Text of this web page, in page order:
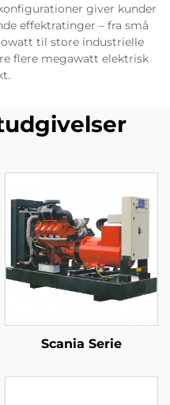
giver kunder
effektratinger – fra små
til store industrielle
flere megawatt elektrisk
Scania Serie